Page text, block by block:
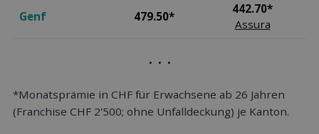
Genf 479.50*
442.70*
Assura
. . .
*Monatsprämie in CHF für Erwachsene ab 26 Jahren
(Franchise CHF 2'500; ohne Unfalldeckung) je Kanton.